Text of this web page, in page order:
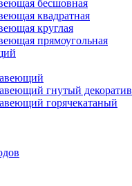
бесшовная
квадратная
круглая
прямоугольная
гнутый
горячекатаный